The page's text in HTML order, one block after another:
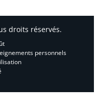
droits réservés.
personnels